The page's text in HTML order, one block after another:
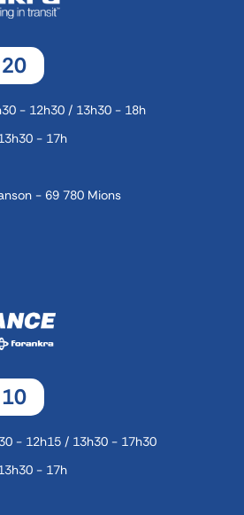
- 12h30 / 13h30 - 18h
- 17h
- 69 780 Mions
- 12h15 / 13h30 - 17h30
- 17h